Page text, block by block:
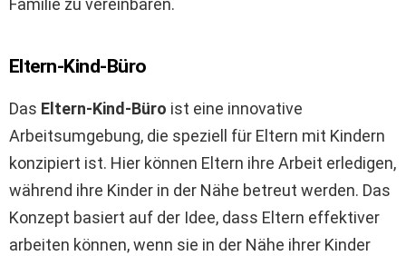
Familie zu vereinbaren.
Eltern-Kind-Büro
Das Eltern-Kind-Büro ist eine innovative
Arbeitsumgebung, die speziell für Eltern mit Kindern
konzipiert ist. Hier können Eltern ihre Arbeit erledigen,
während ihre Kinder in der Nähe betreut werden. Das
Konzept basiert auf der Idee, dass Eltern effektiver
arbeiten können, wenn sie in der Nähe ihrer Kinder